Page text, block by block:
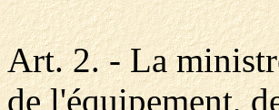
Art. 2. - La
de l'équipement,